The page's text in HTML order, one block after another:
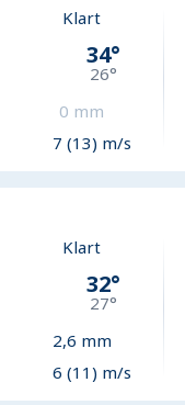
Klart
34°
26°
0 mm
7 (13) m/s
Klart
32°
27°
2,6 mm
6 (11) m/s